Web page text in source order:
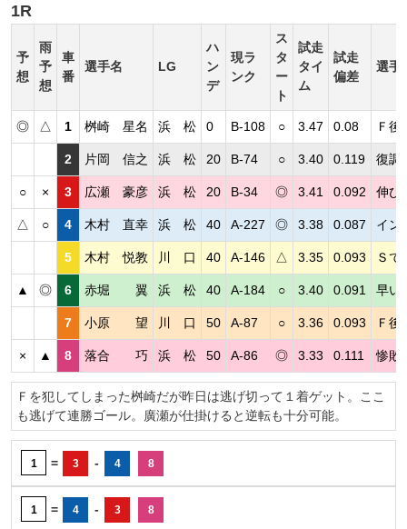
1R
予
想
雨
予
想
車
番
選手名 LG
ハ
ン
デ
現ラ
ンク
ス
タ
ー
ト
試走
タイ
ム
試走
偏差
選手
◎ △ 1 桝崎 星名 浜 松 0 B-108 ○ 3.47 0.08 Ｆ後
2 片岡 信之 浜 松 20 B-74 ○ 3.40 0.119 復調
○ × 3 広瀬 豪彦 浜 松 20 B-34 ◎ 3.41 0.092 伸び
△ ○ 4 木村 直幸 浜 松 40 A-227 ◎ 3.38 0.087 イン
5 木村 悦教 川 口 40 A-146 △ 3.35 0.093 Ｓで
▲ ◎ 6 赤堀 翼 浜 松 40 A-184 ○ 3.40 0.091 早い
7 小原 望 川 口 50 A-87 ○ 3.36 0.093 Ｆ後
× ▲ 8 落合 巧 浜 松 50 A-86 ◎ 3.33 0.111 惨敗
Ｆを犯してしまった桝崎だが昨日は逃げ切って１着ゲット。ここ
も逃げて連勝ゴール。廣瀬が仕掛けると逆転も十分可能。
1 = 3 - 4 8
1 = 4 - 3 8